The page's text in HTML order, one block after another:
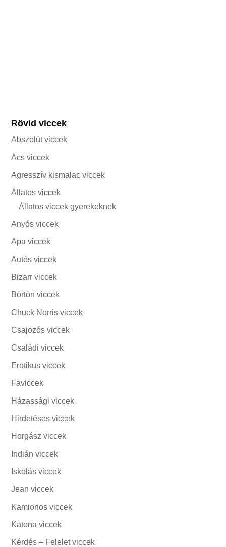
Rövid viccek
Abszolút viccek
Ács viccek
Agresszív kismalac viccek
Állatos viccek
Állatos viccek gyerekeknek
Anyós viccek
Apa viccek
Autós viccek
Bizarr viccek
Börtön viccek
Chuck Norris viccek
Csajozós viccek
Családi viccek
Erotikus viccek
Faviccek
Házassági viccek
Hirdetéses viccek
Horgász viccek
Indián viccek
Iskolás viccek
Jean viccek
Kamionos viccek
Katona viccek
Kérdés – Felelet viccek